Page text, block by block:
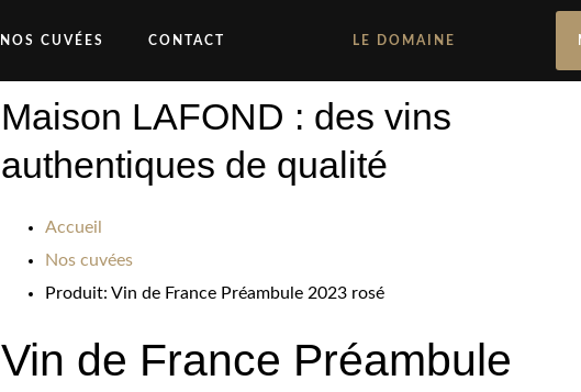
NOS CUVÉES CONTACT LE DOMAINE
Maison LAFOND : des vins
authentiques de qualité
Accueil
Nos cuvées
Produit: Vin de France Préambule 2023 rosé
Vin de France Préambule